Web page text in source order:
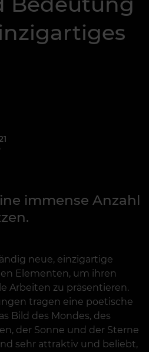
immense Anzahl
neue, einzigartige
Elementen, um ihren
Arbeiten zu präsentieren.
tragen eine poetische
Bild des Mondes, des
der Sonne und der Sterne
sehr attraktiv und beliebt,